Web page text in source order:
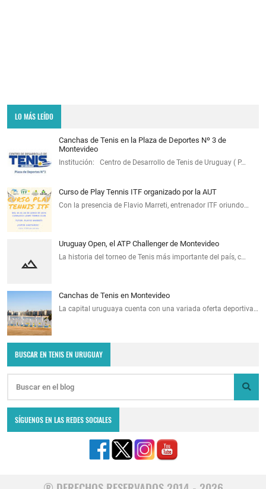
LO MÁS LEÍDO
Canchas de Tenis en la Plaza de Deportes Nº 3 de
Montevideo
Institución: Centro de Desarrollo de Tenis de Uruguay ( P…
Curso de Play Tennis ITF organizado por la AUT
Con la presencia de Flavio Marreti, entrenador ITF oriundo…
Uruguay Open, el ATP Challenger de Montevideo
La historia del torneo de Tenis más importante del país, c…
Canchas de Tenis en Montevideo
La capital uruguaya cuenta con una variada oferta deportiva…
BUSCAR EN TENIS EN URUGUAY
SÍGUENOS EN LAS REDES SOCIALES